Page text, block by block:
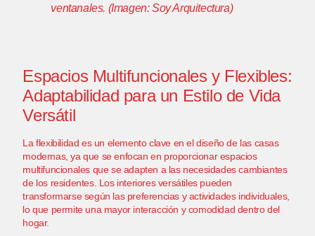
ventanales. (Imagen: Soy Arquitectura)
Espacios Multifuncionales y Flexibles:
Adaptabilidad para un Estilo de Vida
Versátil
La flexibilidad es un elemento clave en el diseño de las casas
modernas, ya que se enfocan en proporcionar espacios
multifuncionales que se adapten a las necesidades cambiantes
de los residentes. Los interiores versátiles pueden
transformarse según las preferencias y actividades individuales,
lo que permite una mayor interacción y comodidad dentro del
hogar.